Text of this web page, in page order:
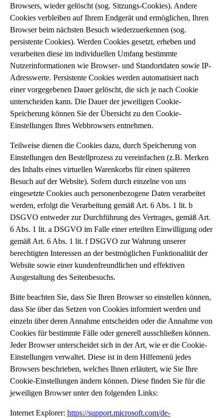
Browsers, wieder gelöscht (sog. Sitzungs-Cookies). Andere
Cookies verbleiben auf Ihrem Endgerät und ermöglichen, Ihren
Browser beim nächsten Besuch wiederzuerkennen (sog.
persistente Cookies). Werden Cookies gesetzt, erheben und
verarbeiten diese im individuellen Umfang bestimmte
Nutzerinformationen wie Browser- und Standortdaten sowie IP-
Adresswerte. Persistente Cookies werden automatisiert nach
einer vorgegebenen Dauer gelöscht, die sich je nach Cookie
unterscheiden kann. Die Dauer der jeweiligen Cookie-
Speicherung können Sie der Übersicht zu den Cookie-
Einstellungen Ihres Webbrowsers entnehmen.
Teilweise dienen die Cookies dazu, durch Speicherung von
Einstellungen den Bestellprozess zu vereinfachen (z.B. Merken
des Inhalts eines virtuellen Warenkorbs für einen späteren
Besuch auf der Website). Sofern durch einzelne von uns
eingesetzte Cookies auch personenbezogene Daten verarbeitet
werden, erfolgt die Verarbeitung gemäß Art. 6 Abs. 1 lit. b
DSGVO entweder zur Durchführung des Vertrages, gemäß Art.
6 Abs. 1 lit. a DSGVO im Falle einer erteilten Einwilligung oder
gemäß Art. 6 Abs. 1 lit. f DSGVO zur Wahrung unserer
berechtigten Interessen an der bestmöglichen Funktionalität der
Website sowie einer kundenfreundlichen und effektiven
Ausgestaltung des Seitenbesuchs.
Bitte beachten Sie, dass Sie Ihren Browser so einstellen können,
dass Sie über das Setzen von Cookies informiert werden und
einzeln über deren Annahme entscheiden oder die Annahme von
Cookies für bestimmte Fälle oder generell ausschließen können.
Jeder Browser unterscheidet sich in der Art, wie er die Cookie-
Einstellungen verwaltet. Diese ist in dem Hilfemenü jedes
Browsers beschrieben, welches Ihnen erläutert, wie Sie Ihre
Cookie-Einstellungen ändern können. Diese finden Sie für die
jeweiligen Browser unter den folgenden Links:
Internet Explorer: https://support.microsoft.com/de-